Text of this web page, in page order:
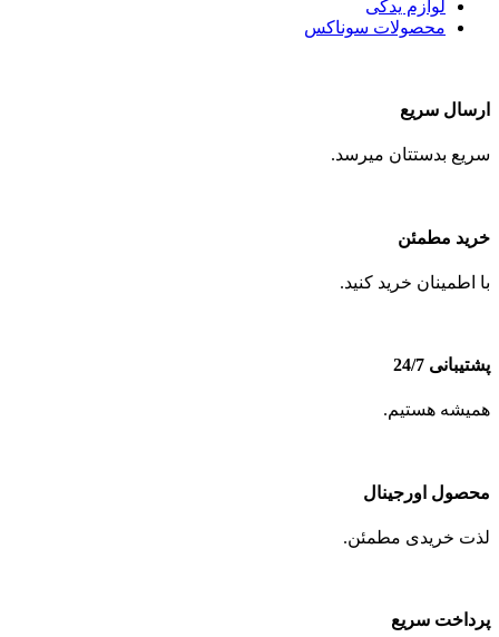
لوازم یدکی
محصولات سوناکس
ارسال سریع
سریع بدستتان میرسد.
خرید مطمئن
با اطمینان خرید کنید.
پشتیبانی 24/7
همیشه هستیم.
محصول اورجینال
لذت خریدی مطمئن.
پرداخت سریع